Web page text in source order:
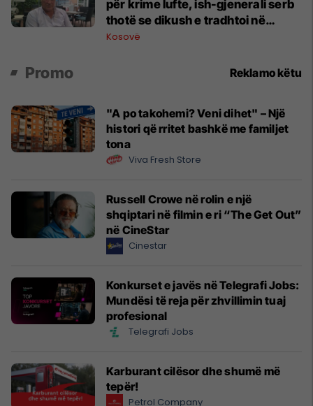
për krime lufte, ish-gjenerali serb
thotë se dikush e tradhtoi në
Beograd
Kosovë
Promo Reklamo këtu
"A po takohemi? Veni dihet" – Një
histori që rritet bashkë me familjet
tona
Viva Fresh Store
Russell Crowe në rolin e një
shqiptari në filmin e ri “The Get Out”
në CineStar
Cinestar
Konkurset e javës në Telegrafi Jobs:
Mundësi të reja për zhvillimin tuaj
profesional
Telegrafi Jobs
Karburant cilësor dhe shumë më
tepër!
Petrol Company